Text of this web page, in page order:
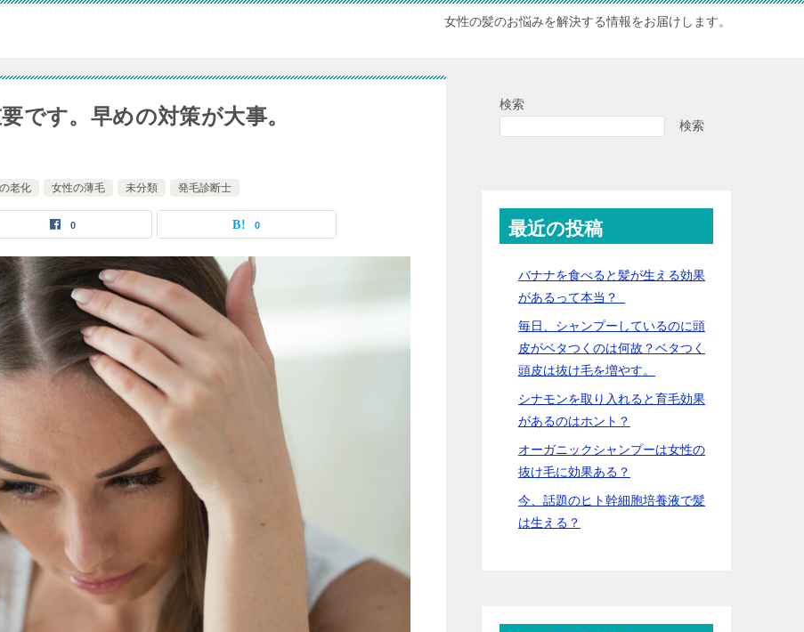
女性の髪のお悩みを解決する情報をお届けします。
です。早めの対策が大事。
老化 女性の薄毛 未分類 発毛診断士
0 0
検索
検索
最近の投稿
バナナを食べると髪が生える効果
があるって本当？
毎日、シャンプーしているのに頭
皮がベタつくのは何故？ベタつく
頭皮は抜け毛を増やす。
シナモンを取り入れると育毛効果
があるのはホント？
オーガニックシャンプーは女性の
抜け毛に効果ある？
今、話題のヒト幹細胞培養液で髪
は生える？